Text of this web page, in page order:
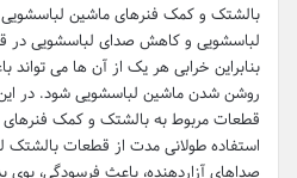
بالشتک و کمک فنرهای ماشین
لباسشویی و کاهش صدای لباسشویی در
بنابراین خرابی هر یک از آن ها می تواند
روشن شدن ماشین لباسشویی شود. در
قطعات مربوط به بالشتک و کمک فنرهای
استفاده طولانی مدت از قطعات بالشتک
صداهای آزاردهنده، باعث فرسودگی،